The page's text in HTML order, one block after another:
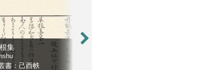
集
書：己酉帙